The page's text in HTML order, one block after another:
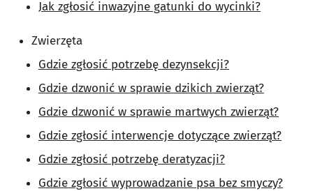
Jak zgłosić inwazyjne gatunki do wycinki?
Zwierzęta
Gdzie zgłosić potrzebę dezynsekcji?
Gdzie dzwonić w sprawie dzikich zwierząt?
Gdzie dzwonić w sprawie martwych zwierząt?
Gdzie zgłosić interwencje dotyczące zwierząt?
Gdzie zgłosić potrzebę deratyzacji?
Gdzie zgłosić wyprowadzanie psa bez smyczy?